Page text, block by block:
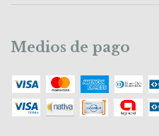
Medios de pago